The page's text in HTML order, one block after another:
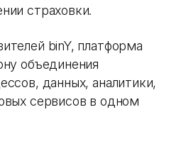
страховки.
binY, платформа
объединения
данных, аналитики,
сервисов в одном